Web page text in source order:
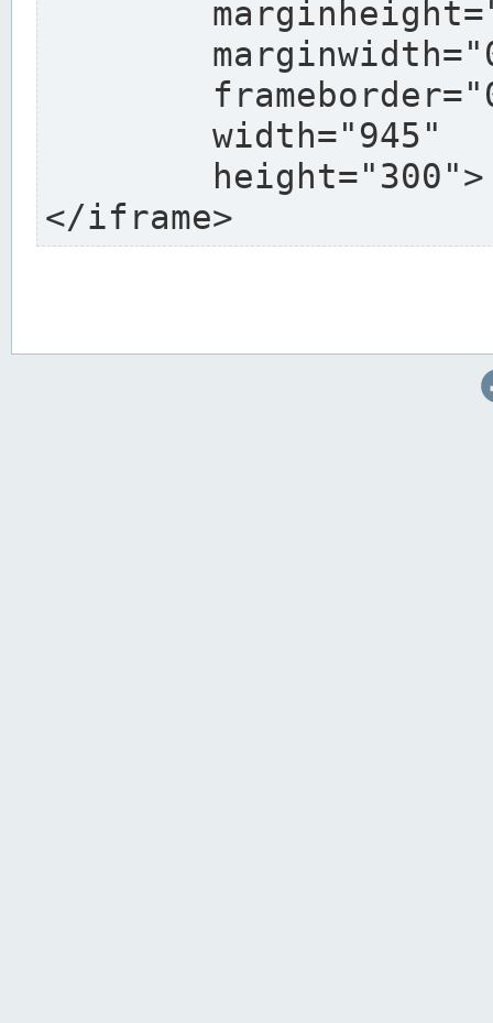
</iframe>